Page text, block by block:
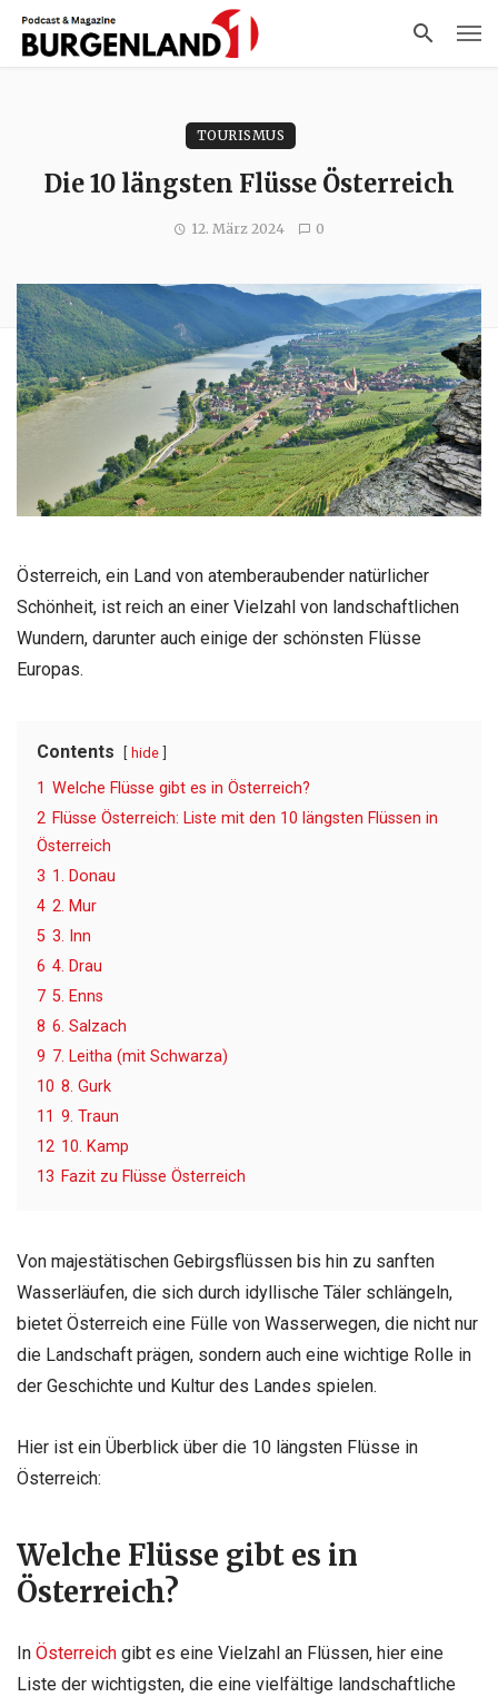
TOURISMUS
Die 10 längsten Flüsse Österreich
12. März 2024 0
Österreich, ein Land von atemberaubender natürlicher
Schönheit, ist reich an einer Vielzahl von landschaftlichen
Wundern, darunter auch einige der schönsten Flüsse
Europas.
Contents hide
1 Welche Flüsse gibt es in Österreich?
2 Flüsse Österreich: Liste mit den 10 längsten Flüssen in
Österreich
3 1. Donau
4 2. Mur
5 3. Inn
6 4. Drau
7 5. Enns
8 6. Salzach
9 7. Leitha (mit Schwarza)
10 8. Gurk
11 9. Traun
12 10. Kamp
13 Fazit zu Flüsse Österreich
Von majestätischen Gebirgsflüssen bis hin zu sanften
Wasserläufen, die sich durch idyllische Täler schlängeln,
bietet Österreich eine Fülle von Wasserwegen, die nicht nur
die Landschaft prägen, sondern auch eine wichtige Rolle in
der Geschichte und Kultur des Landes spielen.
Hier ist ein Überblick über die 10 längsten Flüsse in
Österreich:
Welche Flüsse gibt es in
Österreich?
In Österreich gibt es eine Vielzahl an Flüssen, hier eine
Liste der wichtigsten, die eine vielfältige landschaftliche